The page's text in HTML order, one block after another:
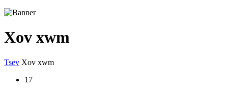
Xov xwm
Tsev Xov xwm
17